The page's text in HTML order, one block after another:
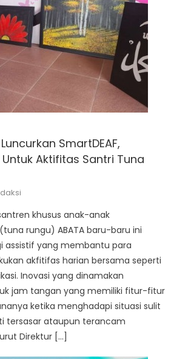
SmartDEAF,
Aktifitas Santri Tuna
khusus anak-anak
rungu) ABATA baru-baru ini
assistif yang membantu para
akfitifas harian bersama seperti
Inovasi yang dinamakan
jam tangan yang memiliki fitur-fitur
ketika menghadapi situasi sulit
tersasar ataupun terancam
Direktur […]